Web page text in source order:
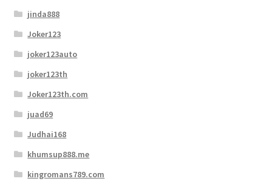
jinda888
Joker123
joker123auto
joker123th
Joker123th.com
juad69
Judhai168
khumsup888.me
kingromans789.com